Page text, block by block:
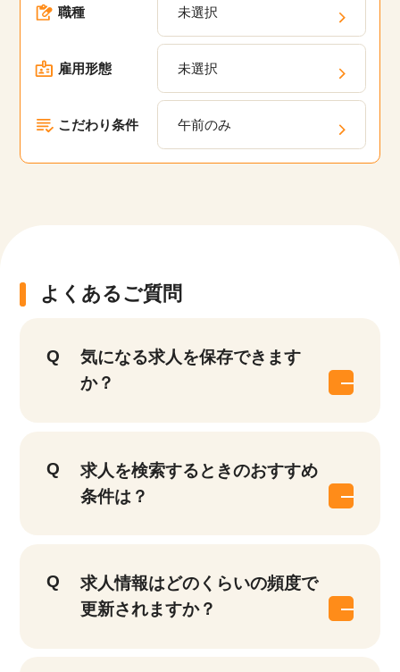
職種 未選択
雇用形態 未選択
こだわり条件 午前のみ
よくあるご質問
気になる求人を保存できます
か？
求人を検索するときのおすすめ
条件は？
求人情報はどのくらいの頻度で
更新されますか？